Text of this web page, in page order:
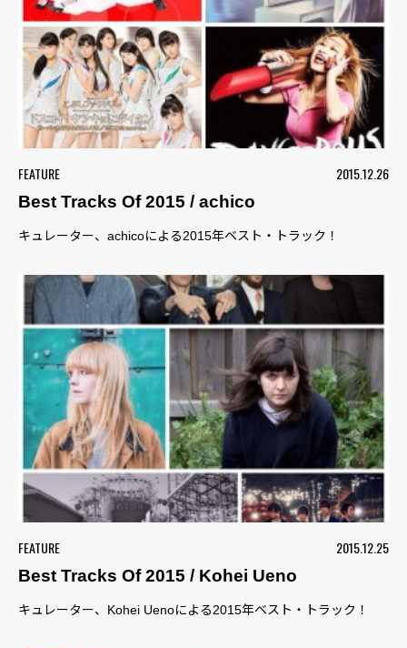
FEATURE
2015.12.26
Best Tracks Of 2015 / achico
キュレーター、achicoによる2015年ベスト・トラック！
FEATURE
2015.12.25
Best Tracks Of 2015 / Kohei Ueno
キュレーター、Kohei Uenoによる2015年ベスト・トラック！